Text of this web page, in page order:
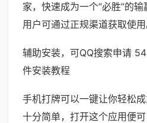
家，快速成为一个“必胜”的
用户可通过正规渠道获取使用
辅助安装，可QQ搜索申请
件安装教程
手机打牌可以一键让你轻松
十分简单，打开这个应用便